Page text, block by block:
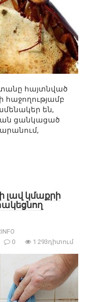
տանը հայտնված
հաջողությամբ
են,
ցանկացած
լավ կմաքրի
0
1 293դիտում